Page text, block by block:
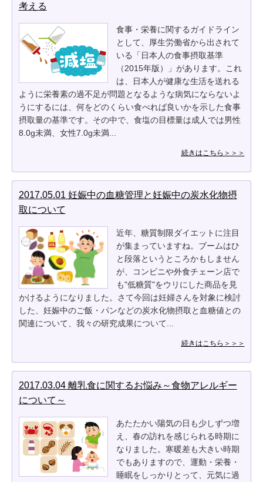
考える
食事・栄養に関するガイドライン
として、厚生労働省から出されて
いる「日本人の食事摂取基準
（2015年版）」があります。これ
は、日本人が健康な生活を送れる
ように栄養素の過不足が問題となるような病気にならないよ
うにするには、何をどのくらい食べれば良いかを示した食事
摂取量の基準です。その中で、食塩の目標量は成人では男性
8.0g未満、女性7.0g未満...
続きはこちら＞＞＞
2017.05.01 妊娠中の血糖管理と妊娠中の炭水化物摂
取について
近年、糖質制限ダイエットに注目
が集まっていますね。ブームはひ
と段落というところかもしません
が、コンビニや外食チェーン店で
も"低糖質"をウリにした商品を見
かけるようになりました。さて今回は妊婦さんを対象に検討
した、妊娠中のご飯・パンなどの炭水化物摂取と血糖値との
関連について、我々の研究成果について...
続きはこちら＞＞＞
2017.03.04 離乳食に関するお悩み～食物アレルギー
について～
あたたかい陽気の日も少しずつ増
え、春の訪れを感じられる時期に
なりました。寒暖差も大きい時期
でもありますので、運動・栄養・
睡眠をしっかりとって、元気に過